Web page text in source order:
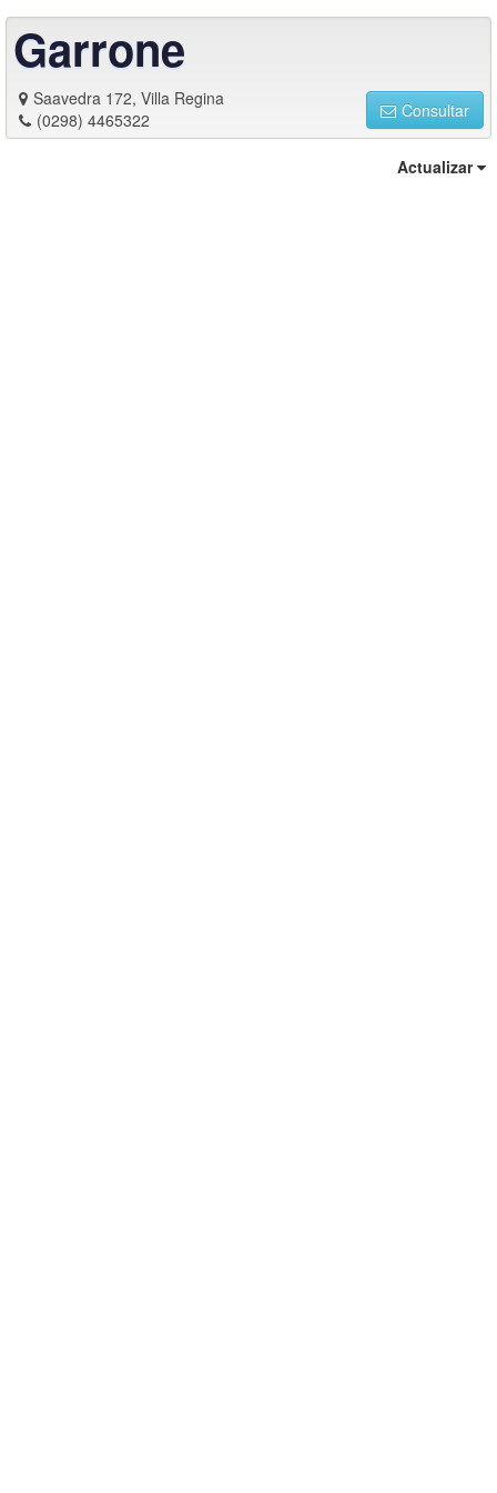
Garrone
Saavedra 172, Villa Regina
(0298) 4465322
Consultar
Actualizar